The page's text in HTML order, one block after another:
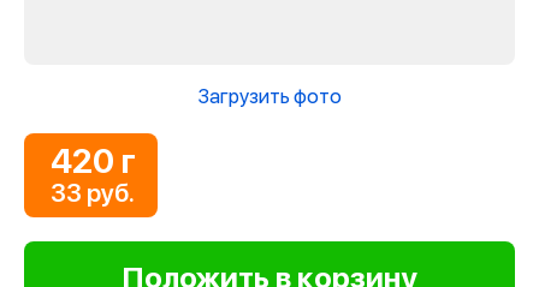
Загрузить фото
420 г
33 руб.